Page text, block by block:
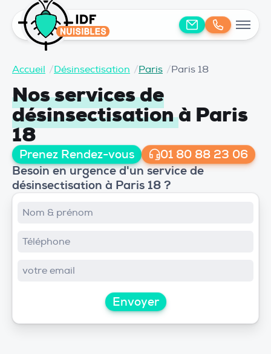
Accueil /Désinsectisation /Paris /Paris 18
Nos services de
désinsectisationà Paris
18
Prenez Rendez-vous 01 80 88 23 06
Besoin en urgence d'un service de
désinsectisation à Paris 18 ?
Envoyer